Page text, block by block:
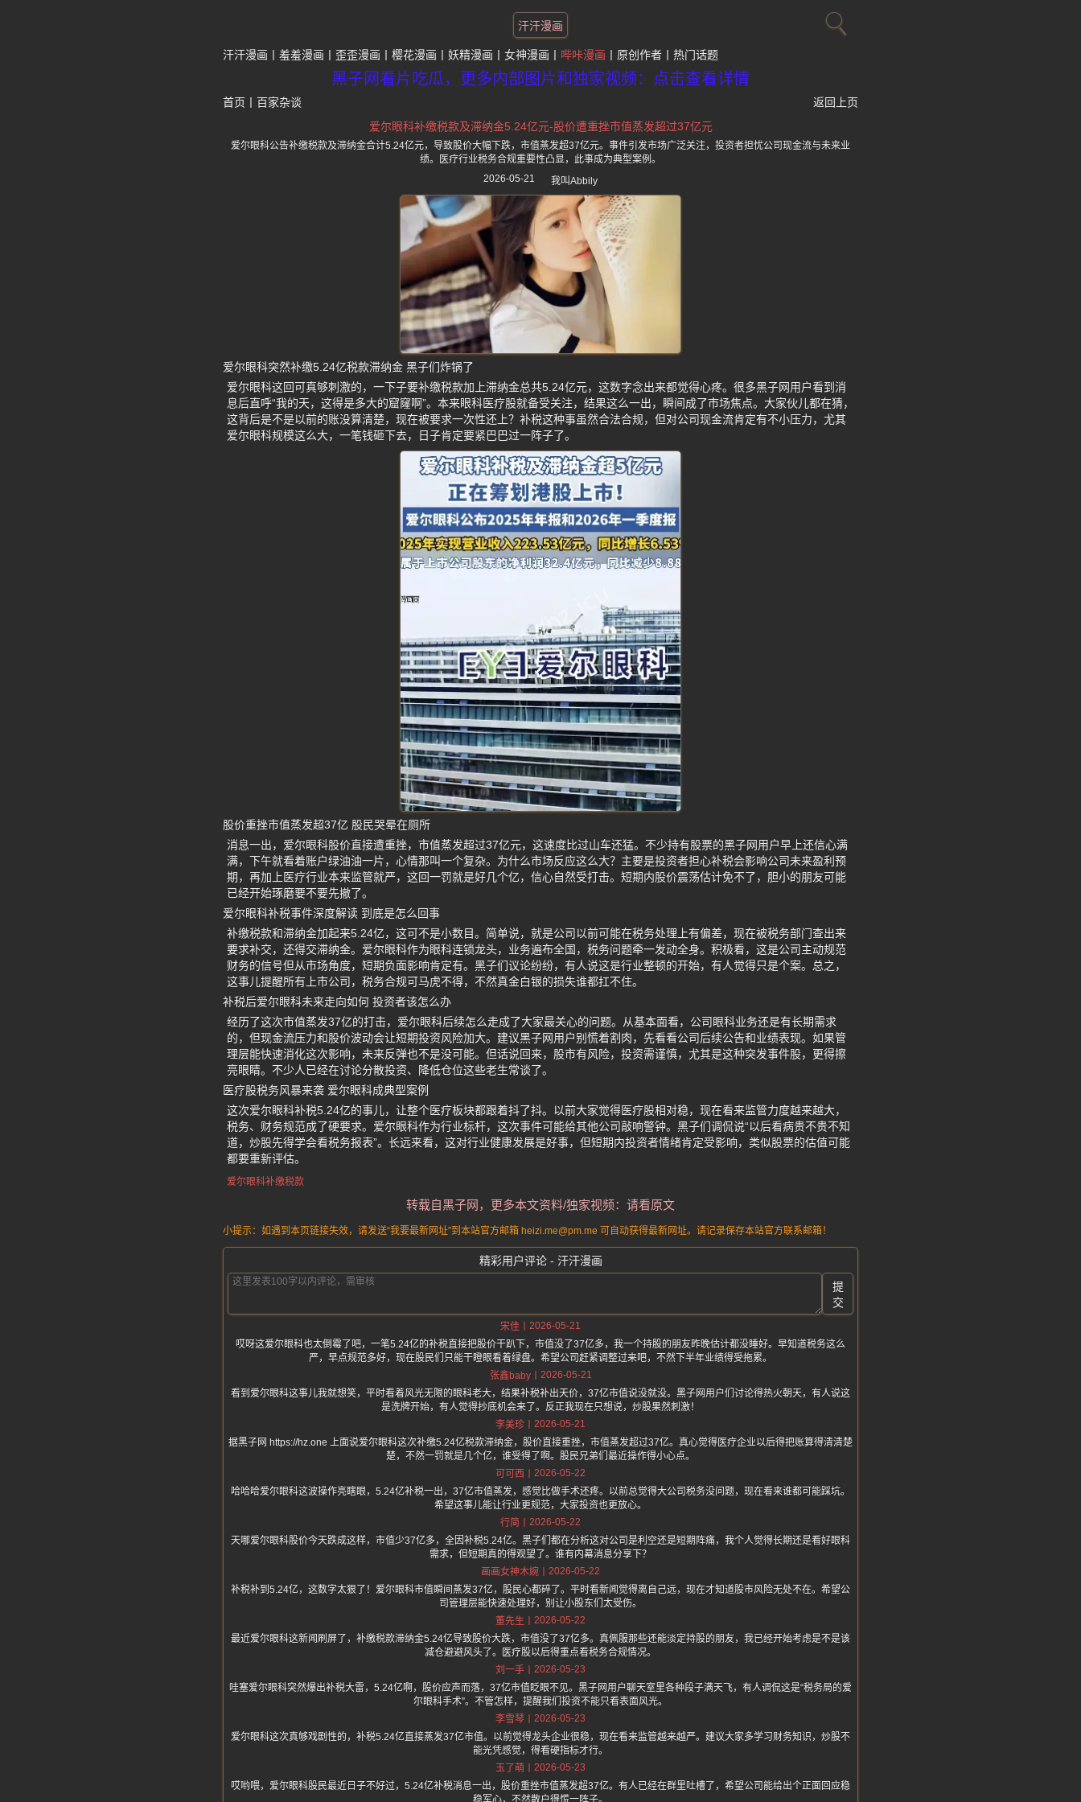
汗汗漫画
汗汗漫画 羞羞漫画 歪歪漫画 樱花漫画 妖精漫画 女神漫画 哔咔漫画 原创作者 热门话题
黑子网看片吃瓜，更多内部图片和独家视频：点击查看详情
首页 百家杂谈
返回上页
爱尔眼科补缴税款及滞纳金5.24亿元-股价遭重挫市值蒸发超过37亿元
爱尔眼科公告补缴税款及滞纳金合计5.24亿元，导致股价大幅下跌，市值蒸发超37亿元。事件引发市场广泛关注，投资者担忧公司现金流与未来业
绩。医疗行业税务合规重要性凸显，此事成为典型案例。
2026-05-21
我叫Abbily
爱尔眼科突然补缴5.24亿税款滞纳金 黑子们炸锅了
爱尔眼科这回可真够刺激的，一下子要补缴税款加上滞纳金总共5.24亿元，这数字念出来都觉得心疼。很多黑子网用户看到消
息后直呼“我的天，这得是多大的窟窿啊”。本来眼科医疗股就备受关注，结果这么一出，瞬间成了市场焦点。大家伙儿都在猜，
这背后是不是以前的账没算清楚，现在被要求一次性还上？补税这种事虽然合法合规，但对公司现金流肯定有不小压力，尤其
爱尔眼科规模这么大，一笔钱砸下去，日子肯定要紧巴巴过一阵子了。
股价重挫市值蒸发超37亿 股民哭晕在厕所
消息一出，爱尔眼科股价直接遭重挫，市值蒸发超过37亿元，这速度比过山车还猛。不少持有股票的黑子网用户早上还信心满
满，下午就看着账户绿油油一片，心情那叫一个复杂。为什么市场反应这么大？主要是投资者担心补税会影响公司未来盈利预
期，再加上医疗行业本来监管就严，这回一罚就是好几个亿，信心自然受打击。短期内股价震荡估计免不了，胆小的朋友可能
已经开始琢磨要不要先撤了。
爱尔眼科补税事件深度解读 到底是怎么回事
补缴税款和滞纳金加起来5.24亿，这可不是小数目。简单说，就是公司以前可能在税务处理上有偏差，现在被税务部门查出来
要求补交，还得交滞纳金。爱尔眼科作为眼科连锁龙头，业务遍布全国，税务问题牵一发动全身。积极看，这是公司主动规范
财务的信号但从市场角度，短期负面影响肯定有。黑子们议论纷纷，有人说这是行业整顿的开始，有人觉得只是个案。总之，
这事儿提醒所有上市公司，税务合规可马虎不得，不然真金白银的损失谁都扛不住。
补税后爱尔眼科未来走向如何 投资者该怎么办
经历了这次市值蒸发37亿的打击，爱尔眼科后续怎么走成了大家最关心的问题。从基本面看，公司眼科业务还是有长期需求
的，但现金流压力和股价波动会让短期投资风险加大。建议黑子网用户别慌着割肉，先看看公司后续公告和业绩表现。如果管
理层能快速消化这次影响，未来反弹也不是没可能。但话说回来，股市有风险，投资需谨慎，尤其是这种突发事件股，更得擦
亮眼睛。不少人已经在讨论分散投资、降低仓位这些老生常谈了。
医疗股税务风暴来袭 爱尔眼科成典型案例
这次爱尔眼科补税5.24亿的事儿，让整个医疗板块都跟着抖了抖。以前大家觉得医疗股相对稳，现在看来监管力度越来越大，
税务、财务规范成了硬要求。爱尔眼科作为行业标杆，这次事件可能给其他公司敲响警钟。黑子们调侃说“以后看病贵不贵不知
道，炒股先得学会看税务报表”。长远来看，这对行业健康发展是好事，但短期内投资者情绪肯定受影响，类似股票的估值可能
都要重新评估。
爱尔眼科补缴税款
转载自黑子网，更多本文资料/独家视频：请看原文
小提示：如遇到本页链接失效，请发送“我要最新网址”到本站官方邮箱 heizi.me@pm.me 可自动获得最新网址。请记录保存本站官方联系邮箱！
精彩用户评论 - 汗汗漫画
提
交
宋佳
2026-05-21
哎呀这爱尔眼科也太倒霉了吧，一笔5.24亿的补税直接把股价干趴下，市值没了37亿多，我一个持股的朋友昨晚估计都没睡好。早知道税务这么
严，早点规范多好，现在股民们只能干瞪眼看着绿盘。希望公司赶紧调整过来吧，不然下半年业绩得受拖累。
张鑫baby
2026-05-21
看到爱尔眼科这事儿我就想笑，平时看着风光无限的眼科老大，结果补税补出天价，37亿市值说没就没。黑子网用户们讨论得热火朝天，有人说这
是洗牌开始，有人觉得抄底机会来了。反正我现在只想说，炒股果然刺激！
李美珍
2026-05-21
据黑子网 https://hz.one 上面说爱尔眼科这次补缴5.24亿税款滞纳金，股价直接重挫，市值蒸发超过37亿。真心觉得医疗企业以后得把账算得清清楚
楚，不然一罚就是几个亿，谁受得了啊。股民兄弟们最近操作得小心点。
可可西
2026-05-22
哈哈哈爱尔眼科这波操作亮瞎眼，5.24亿补税一出，37亿市值蒸发，感觉比做手术还疼。以前总觉得大公司税务没问题，现在看来谁都可能踩坑。
希望这事儿能让行业更规范，大家投资也更放心。
行简
2026-05-22
天哪爱尔眼科股价今天跌成这样，市值少37亿多，全因补税5.24亿。黑子们都在分析这对公司是利空还是短期阵痛，我个人觉得长期还是看好眼科
需求，但短期真的得观望了。谁有内幕消息分享下？
画画女神木婉
2026-05-22
补税补到5.24亿，这数字太狠了！爱尔眼科市值瞬间蒸发37亿，股民心都碎了。平时看新闻觉得离自己远，现在才知道股市风险无处不在。希望公
司管理层能快速处理好，别让小股东们太受伤。
董先生
2026-05-22
最近爱尔眼科这新闻刷屏了，补缴税款滞纳金5.24亿导致股价大跌，市值没了37亿多。真佩服那些还能淡定持股的朋友，我已经开始考虑是不是该
减仓避避风头了。医疗股以后得重点看税务合规情况。
刘一手
2026-05-23
哇塞爱尔眼科突然爆出补税大雷，5.24亿啊，股价应声而落，37亿市值眨眼不见。黑子网用户聊天室里各种段子满天飞，有人调侃这是“税务局的爱
尔眼科手术”。不管怎样，提醒我们投资不能只看表面风光。
李雪琴
2026-05-23
爱尔眼科这次真够戏剧性的，补税5.24亿直接蒸发37亿市值。以前觉得龙头企业很稳，现在看来监管越来越严。建议大家多学习财务知识，炒股不
能光凭感觉，得看硬指标才行。
玉了萌
2026-05-23
哎哟喂，爱尔眼科股民最近日子不好过，5.24亿补税消息一出，股价重挫市值蒸发超37亿。有人已经在群里吐槽了，希望公司能给出个正面回应稳
稳军心，不然散户得慌一阵子。